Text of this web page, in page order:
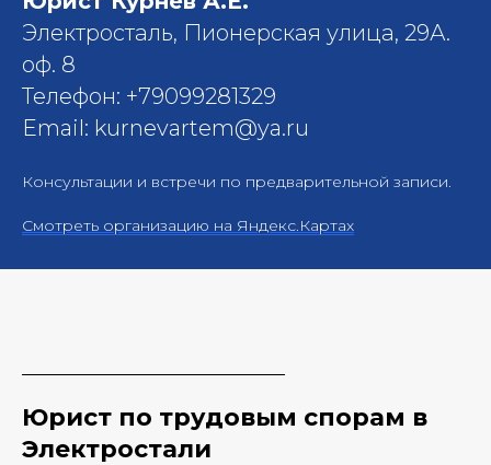
Электросталь, Пионерская улица, 29А.
оф. 8
Телефон: +79099281329
Email: kurnevartem@ya.ru
Консультации и встречи по предварительной записи.
Смотреть организацию на Яндекс.Картах
Юрист по трудовым спорам в
Электростали